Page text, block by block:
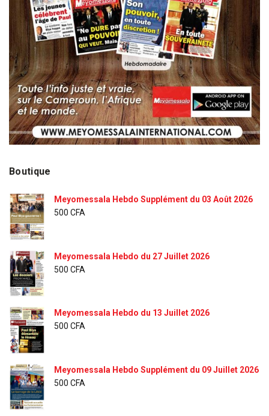
Boutique
Meyomessala Hebdo Supplément du 03 Août 2026
500 CFA
Meyomessala Hebdo du 27 Juillet 2026
500 CFA
Meyomessala Hebdo du 13 Juillet 2026
500 CFA
Meyomessala Hebdo Supplément du 09 Juillet 2026
500 CFA